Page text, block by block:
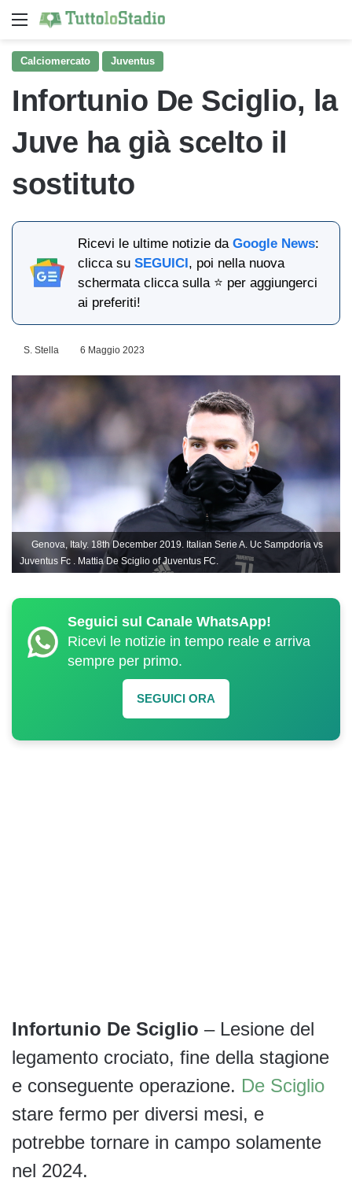
Menu
Calciomercato Juventus
Infortunio De Sciglio, la
Juve ha già scelto il
sostituto
Ricevi le ultime notizie daGoogle News:
clicca suSEGUICI, poi nella nuova
schermata clicca sulla ⭐ per aggiungerci
ai preferiti!
S. Stella 6 Maggio 2023
Genova, Italy. 18th December 2019. Italian Serie A. Uc Sampdoria vs
Juventus Fc . Mattia De Sciglio of Juventus FC.
Seguici sul Canale WhatsApp!
Ricevi le notizie in tempo reale e arriva
sempre per primo.
SEGUICI ORA
Infortunio De Sciglio – Lesione del
legamento crociato, fine della stagione
e conseguente operazione. De Sciglio
stare fermo per diversi mesi, e
potrebbe tornare in campo solamente
nel 2024.